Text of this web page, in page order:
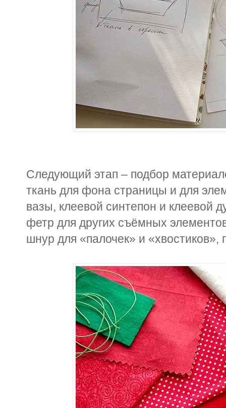
Следующий этап – подбор
ткань для фона страницы и для
вазы, клеевой синтепон и клеевой
фетр для других съёмных
шнур для «палочек» и